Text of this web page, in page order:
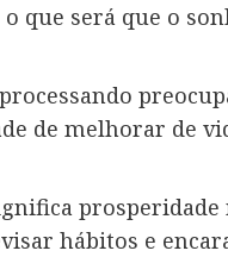
que será que o
de melhorar de
prosperidade
hábitos e